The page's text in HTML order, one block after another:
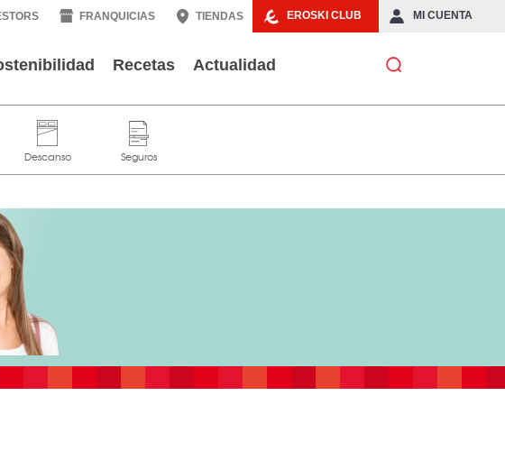
EROSKI CLUB MI CUENTA
FRANQUICIAS TIENDAS
Recetas Actualidad